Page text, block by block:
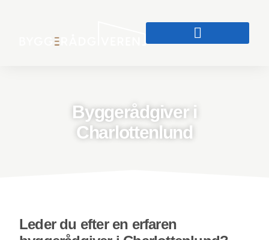
Byggerådgiver i
Charlottenlund
Leder du efter en erfaren